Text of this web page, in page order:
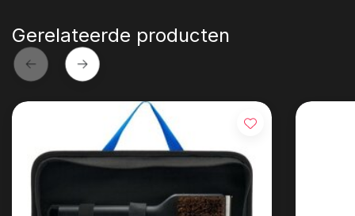
Gerelateerde producten